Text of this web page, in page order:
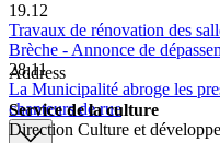
19.12
Travaux de rénovation des
Brèche - Annonce de
28.11
La Municipalité abroge les
chanteurs de rue
Address
Service de la culture
Direction Culture et